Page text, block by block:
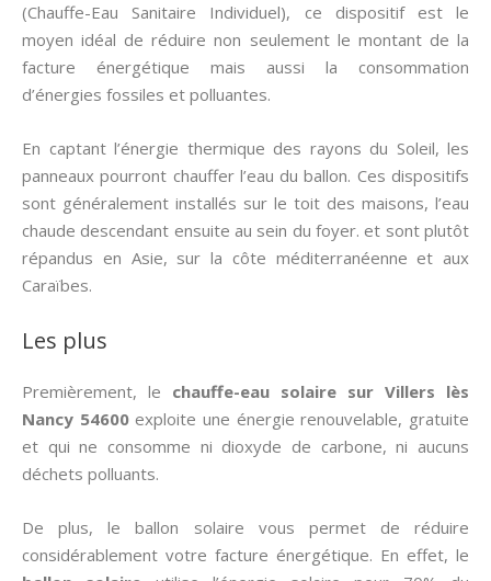
(Chauffe-Eau Sanitaire Individuel), ce dispositif est le
moyen idéal de réduire non seulement le montant de la
facture énergétique mais aussi la consommation
d’énergies fossiles et polluantes.
En captant l’énergie thermique des rayons du Soleil, les
panneaux pourront chauffer l’eau du ballon. Ces dispositifs
sont généralement installés sur le toit des maisons, l’eau
chaude descendant ensuite au sein du foyer. et sont plutôt
répandus en Asie, sur la côte méditerranéenne et aux
Caraïbes.
Les plus
Premièrement, le chauffe-eau solaire sur Villers lès
Nancy 54600exploite une énergie renouvelable, gratuite
et qui ne consomme ni dioxyde de carbone, ni aucuns
déchets polluants.
De plus, le ballon solaire vous permet de réduire
considérablement votre facture énergétique. En effet, le